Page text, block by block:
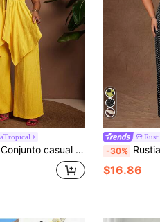
top de tirantes halter con lazo, sexy, sin espalda y sin mangas, con pantalones ajustados, primavera/verano -30% Rustia Conjunto casual de 2
$16.86